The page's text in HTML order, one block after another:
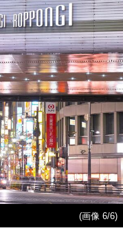
(画像 6/6)